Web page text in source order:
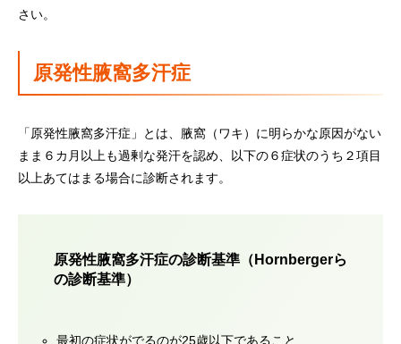
さい。
原発性腋窩多汗症
「原発性腋窩多汗症」とは、腋窩（ワキ）に明らかな原因がない
まま６カ月以上も過剰な発汗を認め、以下の６症状のうち２項目
以上あてはまる場合に診断されます。
原発性腋窩多汗症の診断基準（Hornbergerら
の診断基準）
最初の症状がでるのが25歳以下であること